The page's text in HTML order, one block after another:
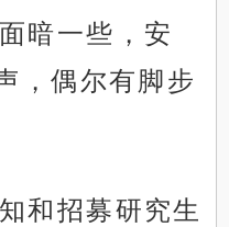
暗一些，安
，偶尔有脚步
和招募研究生